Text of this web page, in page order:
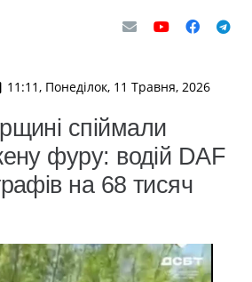
11:11, Понеділок, 11 Травня, 2026
спіймали
фуру: водій DAF
на 68 тисяч